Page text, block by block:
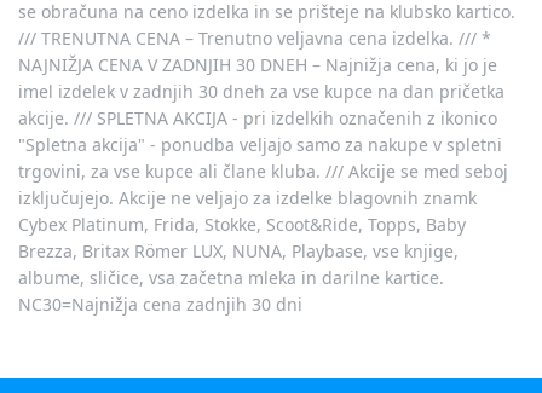
se obračuna na ceno izdelka in se prišteje na klubsko kartico.
/// TRENUTNA CENA – Trenutno veljavna cena izdelka. /// *
NAJNIŽJA CENA V ZADNJIH 30 DNEH – Najnižja cena, ki jo je
imel izdelek v zadnjih 30 dneh za vse kupce na dan pričetka
akcije. /// SPLETNA AKCIJA - pri izdelkih označenih z ikonico
"Spletna akcija" - ponudba veljajo samo za nakupe v spletni
trgovini, za vse kupce ali člane kluba. /// Akcije se med seboj
izključujejo. Akcije ne veljajo za izdelke blagovnih znamk
Cybex Platinum, Frida, Stokke, Scoot&Ride, Topps, Baby
Brezza, Britax Römer LUX, NUNA, Playbase, vse knjige,
albume, sličice, vsa začetna mleka in darilne kartice.
NC30=Najnižja cena zadnjih 30 dni